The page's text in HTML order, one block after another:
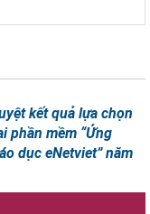
kết quả lựa chọn
phần mềm “Ứng
dục eNetviet” năm